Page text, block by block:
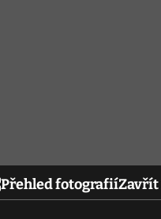
Přehled fotografiíZavřít